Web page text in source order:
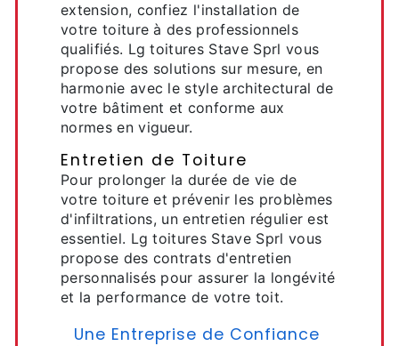
extension, confiez l'installation de
votre toiture à des professionnels
qualifiés. Lg toitures Stave Sprl vous
propose des solutions sur mesure, en
harmonie avec le style architectural de
votre bâtiment et conforme aux
normes en vigueur.
Entretien de Toiture
Pour prolonger la durée de vie de
votre toiture et prévenir les problèmes
d'infiltrations, un entretien régulier est
essentiel. Lg toitures Stave Sprl vous
propose des contrats d'entretien
personnalisés pour assurer la longévité
et la performance de votre toit.
Une Entreprise de Confiance